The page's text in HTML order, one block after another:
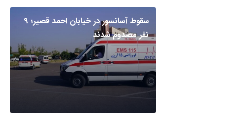
سقوط آسانسور در خیابان احمد قصیر؛ ۹
نفر مصدوم شدند